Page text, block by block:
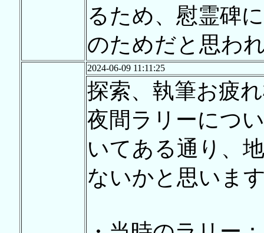
るため、慰霊碑
のためだと思わ
2024-06-09 11:11:25
探索、執筆お疲
夜間ラリーにつ
いてある通り、
ないかと思いま